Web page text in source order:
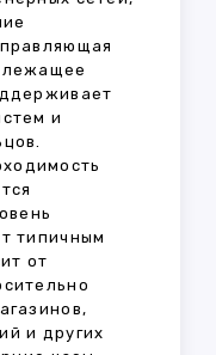
и
типичным
от
и других